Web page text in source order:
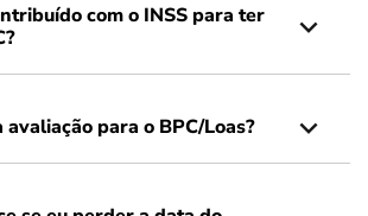
com o INSS para ter
avaliação para o BPC/Loas?